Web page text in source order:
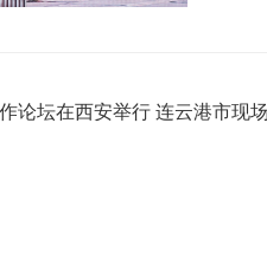
论坛在西安举行 连云港市现